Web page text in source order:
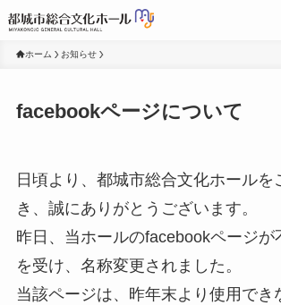
ホーム お知らせ
facebookページについて
日頃より、都城市総合文化ホールを
き、誠にありがとうございます。
昨日、当ホールのfacebookページが
を受け、名称変更されました。
当該ページは、昨年末より使用でき